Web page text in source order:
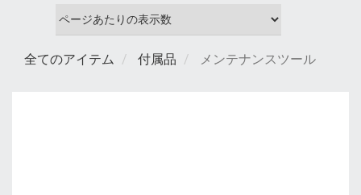
全てのアイテム 付属品 メンテナンスツール